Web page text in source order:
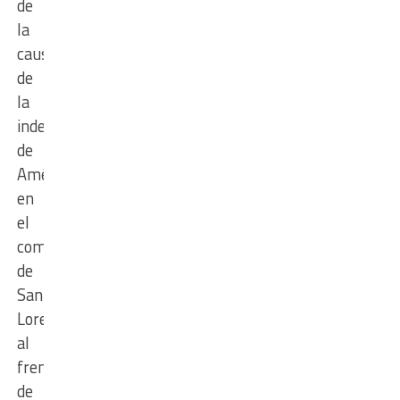
de
la
causa
de
la
independencia
de
América
en
el
combate
de
San
Lorenzo,
al
frente
de